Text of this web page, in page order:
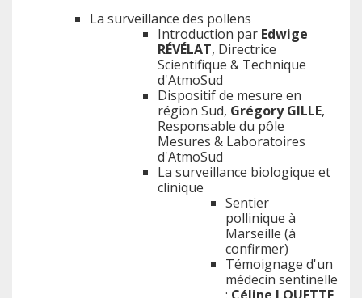
La surveillance des pollens
Introduction par Edwige
RÉVÉLAT, Directrice
Scientifique & Technique
d'AtmoSud
Dispositif de mesure en
région Sud, Grégory GILLE,
Responsable du pôle
Mesures & Laboratoires
d'AtmoSud
La surveillance biologique et
clinique
Sentier
pollinique à
Marseille (à
confirmer)
Témoignage d'un
médecin sentinelle